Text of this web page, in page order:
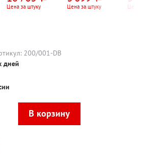
Цена за штуку Цена за штуку
REC-
Цена за
200/001-DB
дней